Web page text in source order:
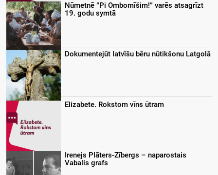
Nūmetnē “Pi Ombomīšim!” varēs atsagrīzt
19. godu symtā
Dokumentejūt latvīšu bēru nūtikšonu Latgolā
Elizabete. Rokstom vīns ūtram
Irenejs Plāters-Zībergs – naparostais
Vabalis grafs